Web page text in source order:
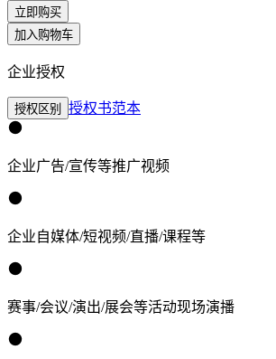
立即购买
加入购物车
企业授权
授权区别 授权书范本
企业广告/宣传等推广视频
企业自媒体/短视频/直播/课程等
赛事/会议/演出/展会等活动现场演播